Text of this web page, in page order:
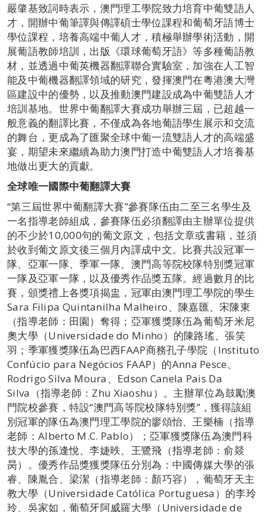
嚴肇基致詞時表示，澳門理工學院致力培育中葡雙語人
才，開辦中葡筆譯與傳譯碩士學位課程和葡萄牙語博士
學位課程，培養高端中葡人才，積極舉辦學術活動，開
展葡語教師培訓，出版《環球葡萄牙語》等多種葡語教
材，並透過中葡英機器翻譯聯合實驗室，加強在人工智
能及中葡機器翻譯領域的研究，發揮澳門在粵港澳大灣
區建設中的優勢，以及推動澳門建設成為中葡雙語人才
培訓基地。世界中葡翻譯大賽成功舉辦三屆，已超越一
般意義的翻譯比賽，不僅成為各地葡語學生展示和交流
的舞台，更成為了匯聚全球中葡一流雙語人才的高端盛
宴，期望未來繼續為助力澳門打造中葡雙語人才培養基
地做出更大的貢獻。
全球唯一國際中葡翻譯大賽
“第三屆世界中葡翻譯大賽”參賽隊伍由二至三名學生及
一名指導老師組成，參賽隊伍必須翻譯由主辦單位提供
的不少於10,000句的葡文原文，包括文章或書籍，並須
於收到葡文原文後三個月內譯成中文。比賽共設冠軍一
隊、亞軍一隊、季軍一隊、澳門高等院校隊特別獎冠軍
一隊及亞軍一隊，以及優秀作品獎五隊。經過數月的比
賽，頒獎禮上各獎項揭盅，冠軍由澳門理工學院的學生
Sara Filipa Quintanilha Malheiro、陳嘉匯、宋陳東
（指導老師：田園）奪得；亞軍獲獎隊伍為葡萄牙米尼
奧大學（Universidade do Minho）的陳路瑤、張笑
羽；季軍獲獎隊伍為巴西FAAP商務孔子學院（Instituto
Confúcio para Negócios FAAP）的Anna Pesce、
Rodrigo Silva Moura、Edson Canela Pais Da
Silva（指導老師：Zhu Xiaoshu）。主辦單位為鼓勵澳
門院校參賽，特設“澳門高等院校隊特別獎”，獲得該組
別冠軍的隊伍為澳門理工學院的廖頌怡、王樂楠（指導
老師：Alberto M.C. Pablo）；亞軍獲獎隊伍為澳門科
技大學的孫逢悅、李婕昳、王鷺飛（指導老師：俞燚
昺）。優秀作品獎獲獎隊伍分別為：中國傳媒大學的張
睿、陳胤合、梁潔（指導老師：顏巧容），葡萄牙天主
教大學（Universidade Católica Portuguesa）的李玲
玲、吳家如，葡萄牙阿威羅大學（Universidade de